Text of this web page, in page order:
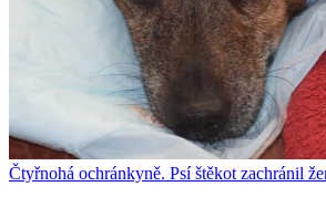
Čtyřnohá ochránkyně. Psí štěkot zachránil